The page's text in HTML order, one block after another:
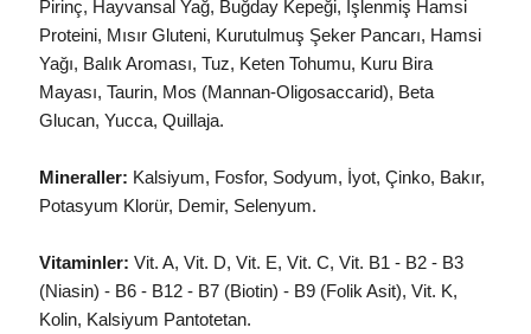
Pirinç, Hayvansal Yağ, Buğday Kepeği, İşlenmiş Hamsi
Proteini, Mısır Gluteni, Kurutulmuş Şeker Pancarı, Hamsi
Yağı, Balık Aroması, Tuz, Keten Tohumu, Kuru Bira
Mayası, Taurin, Mos (Mannan-Oligosaccarid), Beta
Glucan, Yucca, Quillaja.
Mineraller: Kalsiyum, Fosfor, Sodyum, İyot, Çinko, Bakır,
Potasyum Klorür, Demir, Selenyum.
Vitaminler: Vit. A, Vit. D, Vit. E, Vit. C, Vit. B1 - B2 - B3
(Niasin) - B6 - B12 - B7 (Biotin) - B9 (Folik Asit), Vit. K,
Kolin, Kalsiyum Pantotetan.